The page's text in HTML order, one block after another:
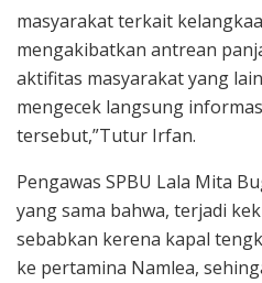
masyarakat terkait
mengakibatkan antrean
aktifitas masyarakat yang
mengecek langsung
tersebut,”Tutur Irfan.
Pengawas SPBU Lala Mita
yang sama bahwa, terjadi
sebabkan kerena kapal
ke pertamina Namlea,